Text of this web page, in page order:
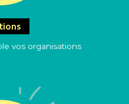
vos organisations